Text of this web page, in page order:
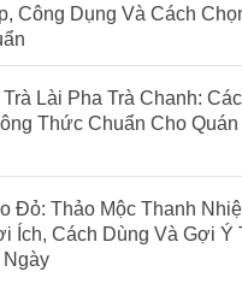
Công Dụng Và Cách
Trà Lài Pha Trà Chanh:
Thức Chuẩn Cho Quán
Đỏ: Thảo Mộc Thanh
Ích, Cách Dùng Và Gợi Ý
Ngày